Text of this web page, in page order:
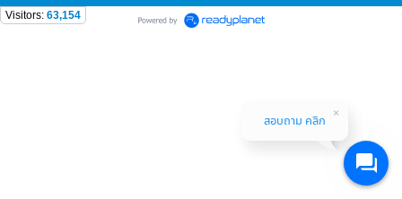
Visitors: 63,154
สอบถาม คลิก